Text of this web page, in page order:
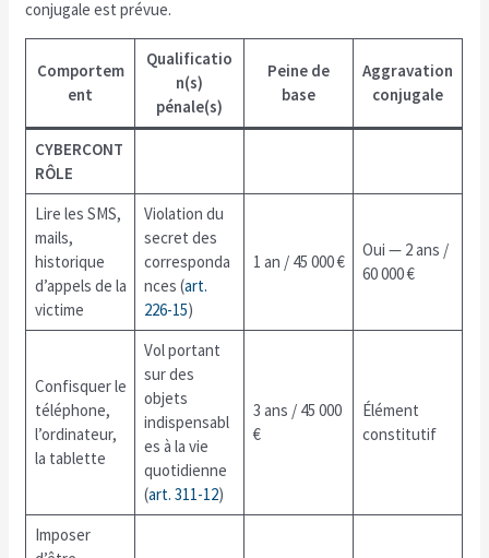
conjugale est prévue.
Comportem
ent
Qualificatio
n(s)
pénale(s)
Peine de
base
Aggravation
conjugale
CYBERCONT
RÔLE
Lire les SMS,
mails,
historique
d’appels de la
victime
Violation du
secret des
corresponda
nces (art.
226-15)
1 an / 45 000 €
Oui — 2 ans /
60 000 €
Confisquer le
téléphone,
l’ordinateur,
la tablette
Vol portant
sur des
objets
indispensabl
es à la vie
quotidienne
(art. 311-12)
3 ans / 45 000
€
Élément
constitutif
Imposer